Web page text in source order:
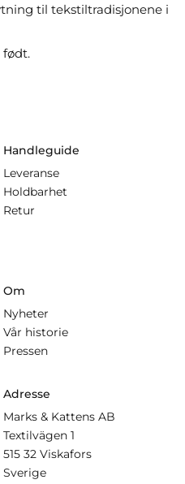
til tekstiltradisjonene i
født.
Handleguide
Leveranse
Holdbarhet
Retur
Om
Nyheter
Vår historie
Pressen
Adresse
Marks & Kattens AB
Textilvägen 1
515 32 Viskafors
Sverige